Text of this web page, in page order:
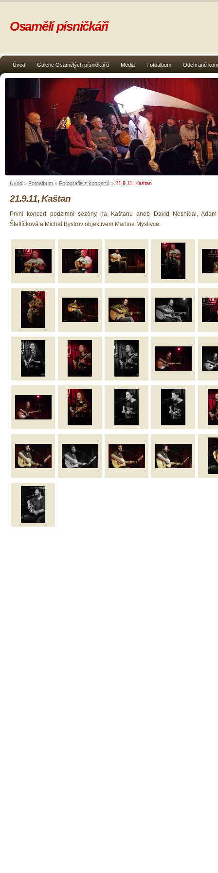
Úvod Galerie Osamělých písničkářů Media Fotoalbum Odehrané
Osamělí písničkáři
Úvod » Fotoalbum » Fotografie z koncertů » 21.9.11, Kaštan
21.9.11, Kaštan
První koncert podzimní sezóny na Kaštanu aneb David Nesnídal,
Šteflíčková a Michal Bystrov objektivem Martina Myslivce.